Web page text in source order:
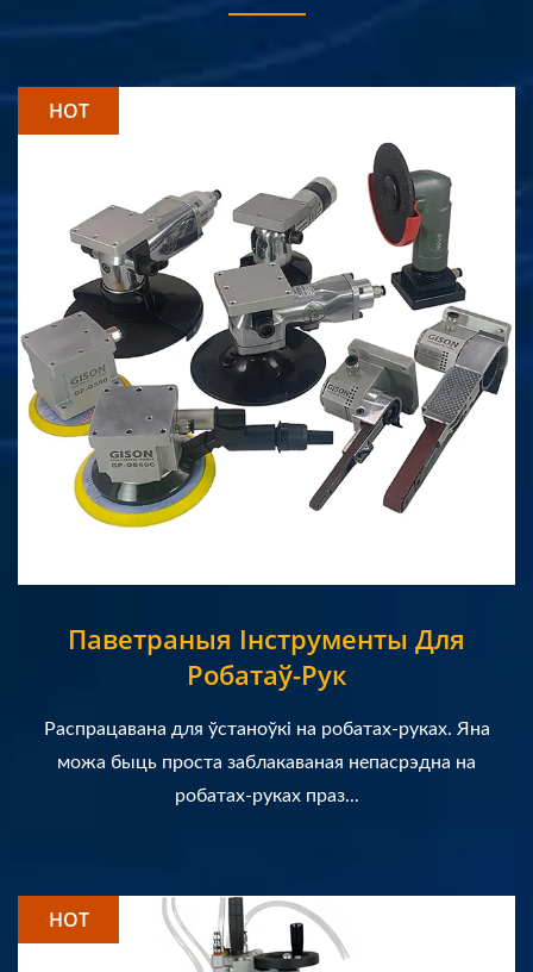
HOT
Паветраныя Інструменты Для
Робатаў-Рук
Распрацавана для ўстаноўкі на робатах-руках. Яна
можа быць проста заблакаваная непасрэдна на
робатах-руках праз...
HOT